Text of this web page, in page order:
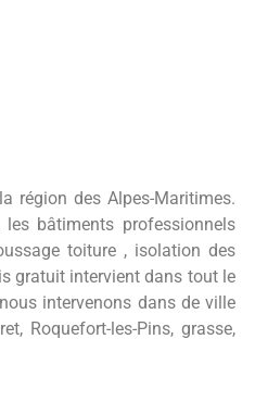
région des Alpes-Maritimes.
bâtiments professionnels
toiture , isolation des
gratuit intervient dans tout le
intervenons dans de ville
Roquefort-les-Pins, grasse,